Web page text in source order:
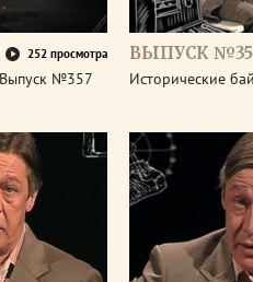
252 просмотра
№357
ВЫПУСК
Исторические